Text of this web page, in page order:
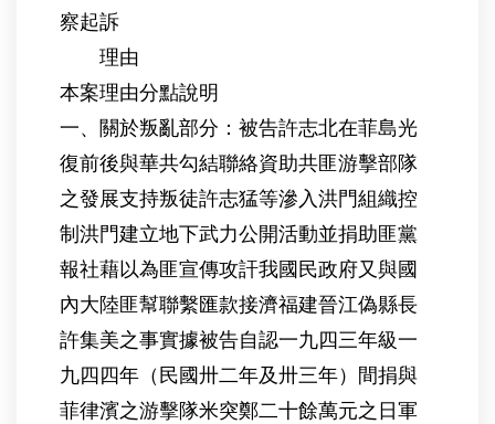
察起訴
理由
本案理由分點說明
一、關於叛亂部分：被告許志北在菲島光
復前後與華共勾結聯絡資助共匪游擊部隊
之發展支持叛徒許志猛等滲入洪門組織控
制洪門建立地下武力公開活動並捐助匪黨
報社藉以為匪宣傳攻訐我國民政府又與國
內大陸匪幫聯繫匯款接濟福建晉江偽縣長
許集美之事實據被告自認一九四三年級一
九四四年（民國卅二年及卅三年）間捐與
菲律濱之游擊隊米突鄭二十餘萬元之日軍